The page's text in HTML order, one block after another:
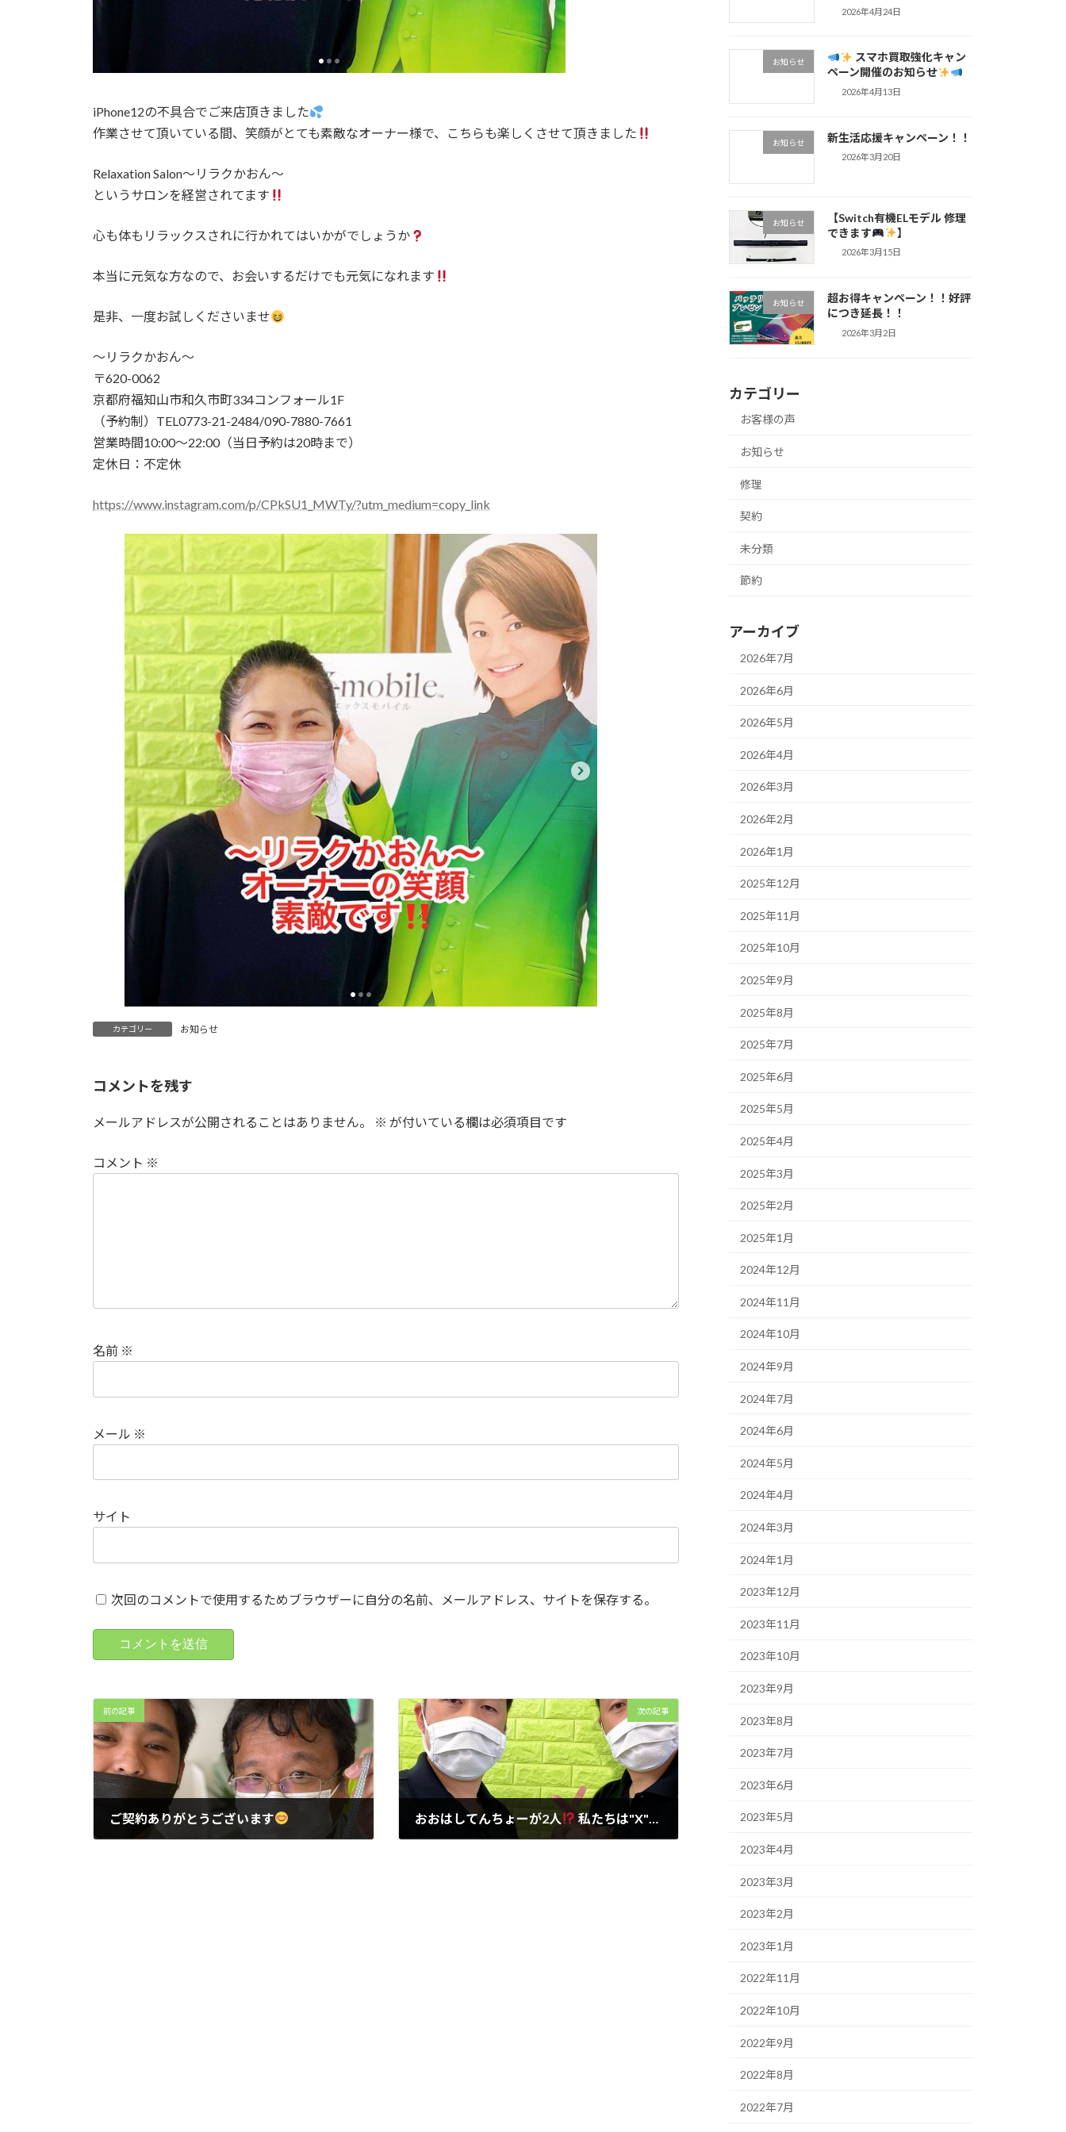
iPhone12の不具合でご来店頂きました
作業させて頂いている間、笑顔がとても素敵なオーナー様で、こちらも楽しくさせて頂きました
Relaxation Salon〜リラクかおん〜
というサロンを経営されてます
心も体もリラックスされに行かれてはいかがでしょうか
本当に元気な方なので、お会いするだけでも元気になれます
是非、一度お試しくださいませ
〜リラクかおん〜
〒620-0062
京都府福知山市和久市町334コンフォール1F
（予約制）TEL0773-21-2484/090-7880-7661
営業時間10:00〜22:00（当日予約は20時まで）
定休日：不定休
https://www.instagram.com/p/CPkSU1_MWTy/?utm_medium=copy_link
カテゴリー お知らせ
コメントを残す
メールアドレスが公開されることはありません。 ※ が付いている欄は必須項目です
コメント ※
名前 ※
メール ※
サイト
次回のコメントで使用するためブラウザーに自分の名前、メールアドレス、サイトを保存する。
前の記事
ご契約ありがとうございます
次の記事
おおはしてんちょーが2人 私たちは"X"を選ぶ
2026年4月24日
お知らせ
スマホ買取強化キャン
ペーン開催のお知らせ
2026年4月13日
お知らせ 新生活応援キャンペーン！！
2026年3月20日
お知らせ
【Switch有機ELモデル 修理
できます
】
2026年3月15日
お知らせ
超お得キャンペーン！！好評
につき延長！！
2026年3月2日
カテゴリー
お客様の声
お知らせ
修理
契約
未分類
節約
アーカイブ
2026年7月
2026年6月
2026年5月
2026年4月
2026年3月
2026年2月
2026年1月
2025年12月
2025年11月
2025年10月
2025年9月
2025年8月
2025年7月
2025年6月
2025年5月
2025年4月
2025年3月
2025年2月
2025年1月
2024年12月
2024年11月
2024年10月
2024年9月
2024年7月
2024年6月
2024年5月
2024年4月
2024年3月
2024年1月
2023年12月
2023年11月
2023年10月
2023年9月
2023年8月
2023年7月
2023年6月
2023年5月
2023年4月
2023年3月
2023年2月
2023年1月
2022年11月
2022年10月
2022年9月
2022年8月
2022年7月